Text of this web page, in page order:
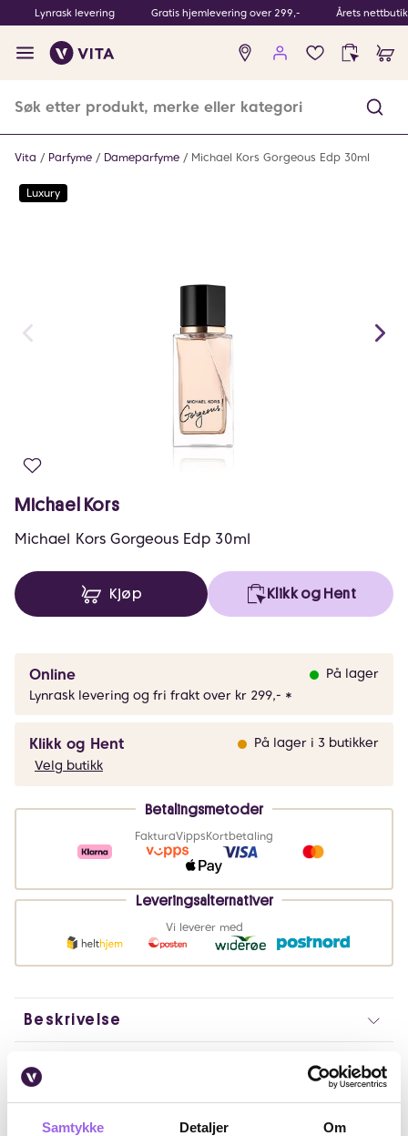
Samtykke Detaljer Om
Lynrask levering Gratis hjemlevering over 299,- Årets
Ingen
produkter
Vita Parfyme Dameparfyme Michael Kors Gorgeous Edp 30ml
Luxury
Michael Kors
Michael Kors Gorgeous Edp 30ml
Kjøp Klikk og Hent
Online
På lager
Lynrask levering og fri frakt over kr 299,- *
Klikk og Hent
På lager i 3 butikker
Velg butikk
Betalingsmetoder
FakturaVippsKortbetaling
Leveringsalternativer
Vi leverer med
Beskrivelse
Bruk
Fordeler